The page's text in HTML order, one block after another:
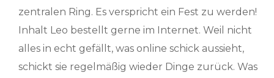
zentralen Ring. Es verspricht ein Fest zu werden!
Inhalt Leo bestellt gerne im Internet. Weil nicht
alles in echt gefällt, was online schick aussieht,
schickt sie regelmäßig wieder Dinge zurück. Was